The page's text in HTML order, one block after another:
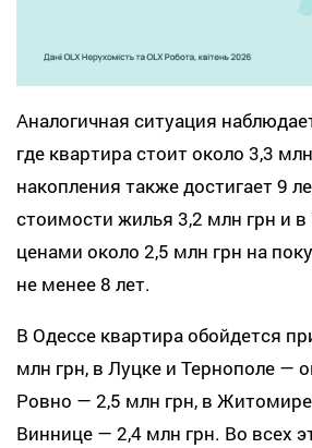
Аналогичная ситуация
где квартира стоит около 3,3
накопления также достигает 9
стоимости жилья 3,2 млн грн и
ценами около 2,5 млн грн на
не менее 8 лет.
В Одессе квартира обойдется
млн грн, в Луцке и Тернополе —
Ровно — 2,5 млн грн, в
Виннице — 2,4 млн грн. Во всех